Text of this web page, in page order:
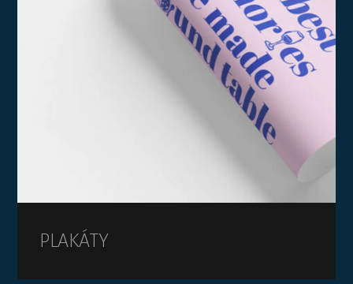
PLAKÁTY